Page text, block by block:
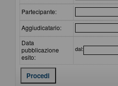
Partecipante:
Aggiudicatario:
Data
pubblicazione
esito:
dal: